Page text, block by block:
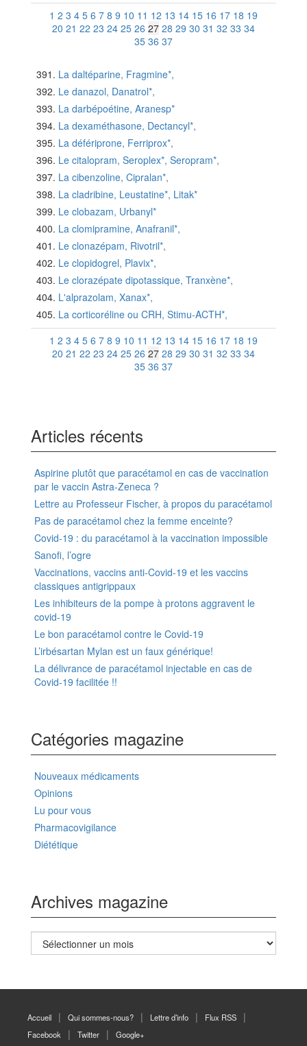
1 2 3 4 5 6 7 8 9 10 11 12 13 14 15 16 17 18 19
20 21 22 23 24 25 26 27 28 29 30 31 32 33 34
35 36 37
La daltéparine, Fragmine*,
Le danazol, Danatrol*,
La darbépoétine, Aranesp*
La dexaméthasone, Dectancyl*,
La défériprone, Ferriprox*,
Le citalopram, Seroplex*, Seropram*,
La cibenzoline, Cipralan*,
La cladribine, Leustatine*, Litak*
Le clobazam, Urbanyl*
La clomipramine, Anafranil*,
Le clonazépam, Rivotril*,
Le clopidogrel, Plavix*,
Le clorazépate dipotassique, Tranxène*,
L'alprazolam, Xanax*,
La corticoréline ou CRH, Stimu-ACTH*,
1 2 3 4 5 6 7 8 9 10 11 12 13 14 15 16 17 18 19
20 21 22 23 24 25 26 27 28 29 30 31 32 33 34
35 36 37
Articles récents
Aspirine plutôt que paracétamol en cas de vaccination
par le vaccin Astra-Zeneca ?
Lettre au Professeur Fischer, à propos du paracétamol
Pas de paracétamol chez la femme enceinte?
Covid-19 : du paracétamol à la vaccination impossible
Sanofi, l’ogre
Vaccinations, vaccins anti-Covid-19 et les vaccins
classiques antigrippaux
Les inhibiteurs de la pompe à protons aggravent le
covid-19
Le bon paracétamol contre le Covid-19
L’irbésartan Mylan est un faux générique!
La délivrance de paracétamol injectable en cas de
Covid-19 facilitée !!
Catégories magazine
Nouveaux médicaments
Opinions
Lu pour vous
Pharmacovigilance
Diététique
Archives magazine
Archives
magazine
Accueil Qui sommes-nous? Lettre d’info
Flux RSS
Facebook
Twitter Google+